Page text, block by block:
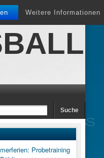
Weitere Informationen
Probetraining